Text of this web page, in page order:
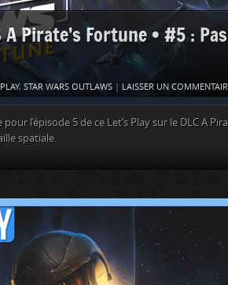
A Pirate’s Fortune • #5 :
, STAR WARS OUTLAWS | LAISSER UN
l’épisode 5 de ce Let’s Play sur le DLC A
spatiale.